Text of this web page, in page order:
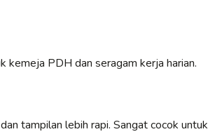
kemeja PDH dan seragam kerja harian.
tampilan lebih rapi. Sangat cocok untuk